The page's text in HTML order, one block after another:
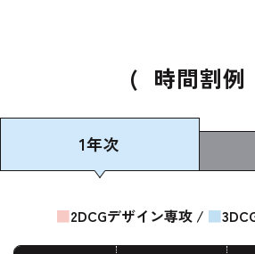
( 時間割例
1年次
■2DCGデザイン専攻 / ■